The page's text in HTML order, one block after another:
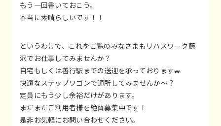
もう一回書いておこう。
本当に素晴らしいです！！
というわけで、これをご覧のみなさまもリハスワーク藤
沢でお仕事してみませんか？
自宅もしくは善行駅までの送迎を承っております🚙
快適なステップワゴンで通所してみませんか～？
定員にもう少し余裕だけがあります。
まだまだご利用者様を絶賛募集中です！
是非お気軽にお問い合わせください。